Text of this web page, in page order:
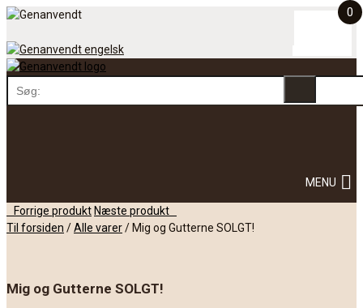
Skip
content
0
content
MENU
Post
navigation
Forrige produkt Næste produkt
Til forsiden /Alle varer/ Mig og Gutterne SOLGT!
Mig og Gutterne SOLGT!